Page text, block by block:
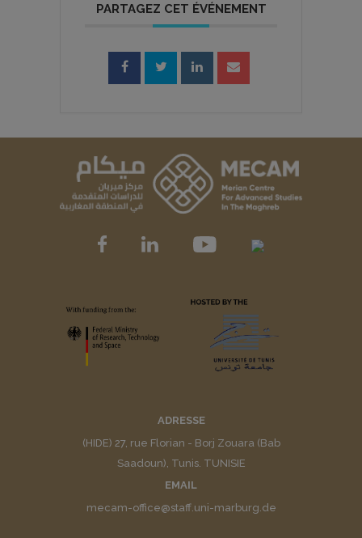
PARTAGEZ CET ÉVÉNEMENT
ADRESSE
(HIDE) 27, rue Florian - Borj Zouara (Bab
Saadoun), Tunis. TUNISIE
EMAIL
mecam-office@staff.uni-marburg.de